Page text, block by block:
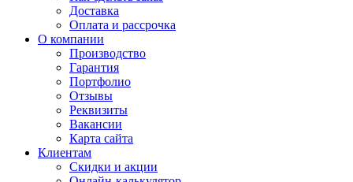
Доставка
Оплата и рассрочка
О компании
Производство
Гарантия
Портфолио
Отзывы
Реквизиты
Вакансии
Карта сайта
Клиентам
Скидки и акции